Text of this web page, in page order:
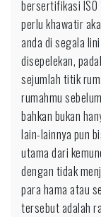
bersertifikasi ISO
perlu khawatir
anda di segala
disepelekan,
sejumlah titik
rumahmu
bahkan bukan
lain-lainnya pun
utama dari
dengan tidak
para hama atau
tersebut adalah